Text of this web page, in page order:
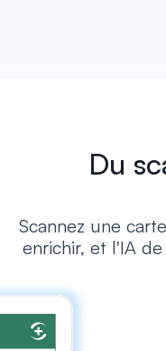
Du
Scannez une
enrichir, et l'IA